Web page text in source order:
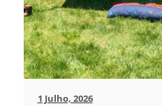
1 Julho, 2026